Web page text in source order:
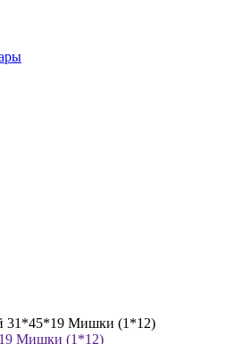
31*45*19 Мишки (1*12)